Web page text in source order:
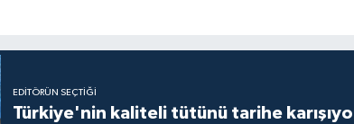
EDITÖRÜN SEÇTIĞI
Türkiye'nin kaliteli tütünü tarihe